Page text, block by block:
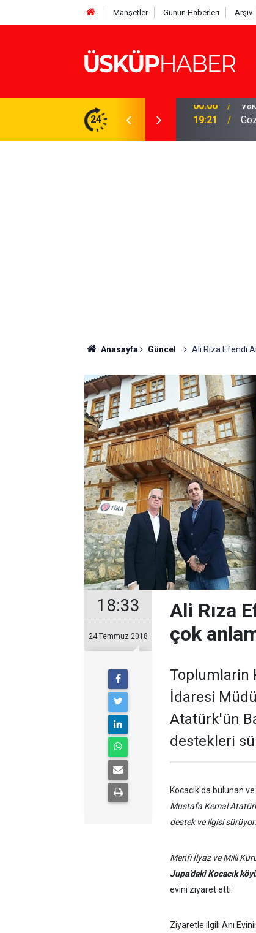
Manşetler Günün Haberleri Arşiv
24 19:21
Anasayfa Güncel Ali Rıza Efendi
18:33
24 Temmuz 2018
Ali Rıza
çok
Toplumlarin
İdaresi
Atatürk'ün
destekleri
Kocacık'da bulunan
Mustafa Kemal
destek ve ilgisi sürüyor.
Menfi İlyaz ve Milli
Jupa’daki Kocacık
evini ziyaret etti.
Ziyaretle ilgili Anı